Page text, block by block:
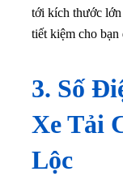
tới kích thước lớn
tiết kiệm cho
3. Số
Xe Tải
Lộc